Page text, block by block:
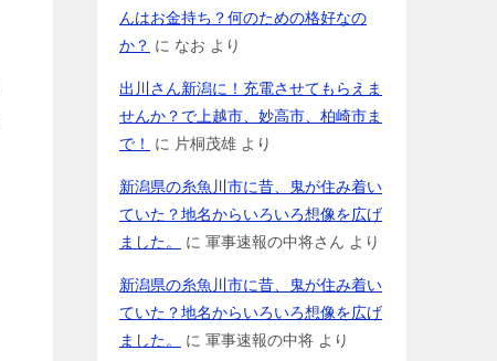
んはお金持ち？何のための格好なの
か？ に なお より
出川さん新潟に！充電させてもらえま
せんか？で上越市、妙高市、柏崎市ま
で！
に 片桐茂雄 より
新潟県の糸魚川市に昔、鬼が住み着い
ていた？地名からいろいろ想像を広げ
ました。
に 軍事速報の中将さん より
新潟県の糸魚川市に昔、鬼が住み着い
ていた？地名からいろいろ想像を広げ
ました。
に 軍事速報の中将 より